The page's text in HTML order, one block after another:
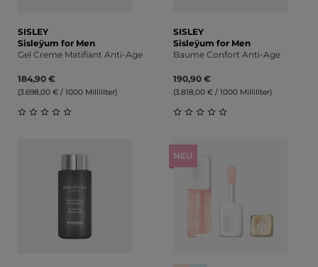
SISLEY
Sisleÿum for Men
Gel Creme Matifiant Anti-Age
184,90 €
(3.698,00 € / 1000 Milliliter)
SISLEY
Sisleÿum for Men
Baume Confort Anti-Age
190,90 €
(3.818,00 € / 1000 Milliliter)
NEU